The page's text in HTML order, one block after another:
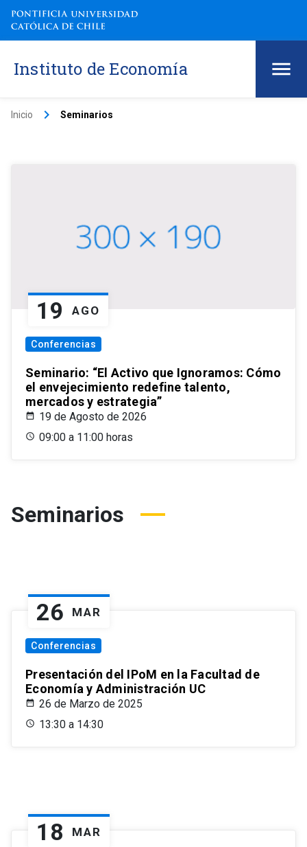
Instituto de Economía
Inicio keyboard_arrow_right Seminarios
19 AGO
Conferencias
Seminario: “El Activo que Ignoramos: Cómo
el envejecimiento redefine talento,
mercados y estrategia”
19 de Agosto de 2026
09:00 a 11:00 horas
Seminarios
26 MAR
Conferencias
Presentación del IPoM en la Facultad de
Economía y Administración UC
26 de Marzo de 2025
13:30 a 14:30
18 MAR